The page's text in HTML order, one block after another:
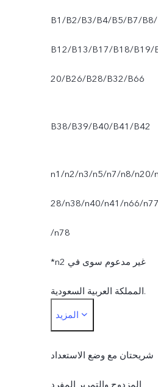
B1/B2/B3/B4/B5/B7/B8/
B12/B13/B17/B18/B19/
20/B26/B28/B32/B66
B38/B39/B40/B41/B42
n1/n2/n3/n5/n7/n8/n20/
28/n38/n40/n41/n66/
/n78
*n2 غير مدعوم سوى في
المملكة العربية السعودية.
للتوافر على شبكة شركة
ودعم البنية التحتية لها
المزيد
شريحتان مع وضع الاستعداد
المزدوج والتمرير المفرد